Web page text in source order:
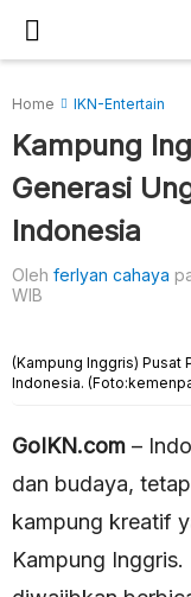
Home IKN-Entertain
Kampung
Generasi
Indonesia
Oleh ferlyan cahaya
WIB
(Kampung Inggris) Pusat
Indonesia.
GoIKN.com –
dan budaya,
kampung kreatif
Kampung